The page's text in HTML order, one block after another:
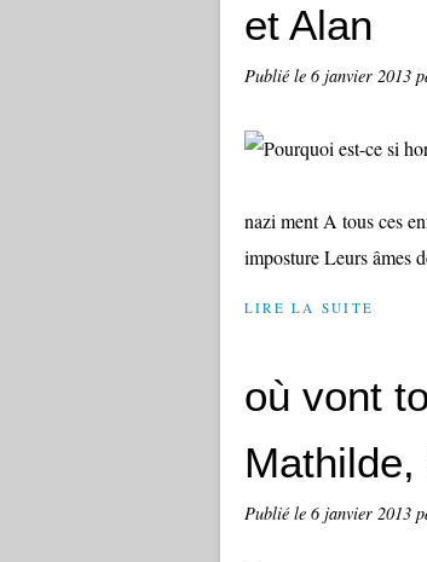
et Alan
Publié le 6 janvier 2013
nazi ment A tous ces
imposture Leurs âmes
LIRE LA SUITE
où vont
Publié le 6 janvier 2013